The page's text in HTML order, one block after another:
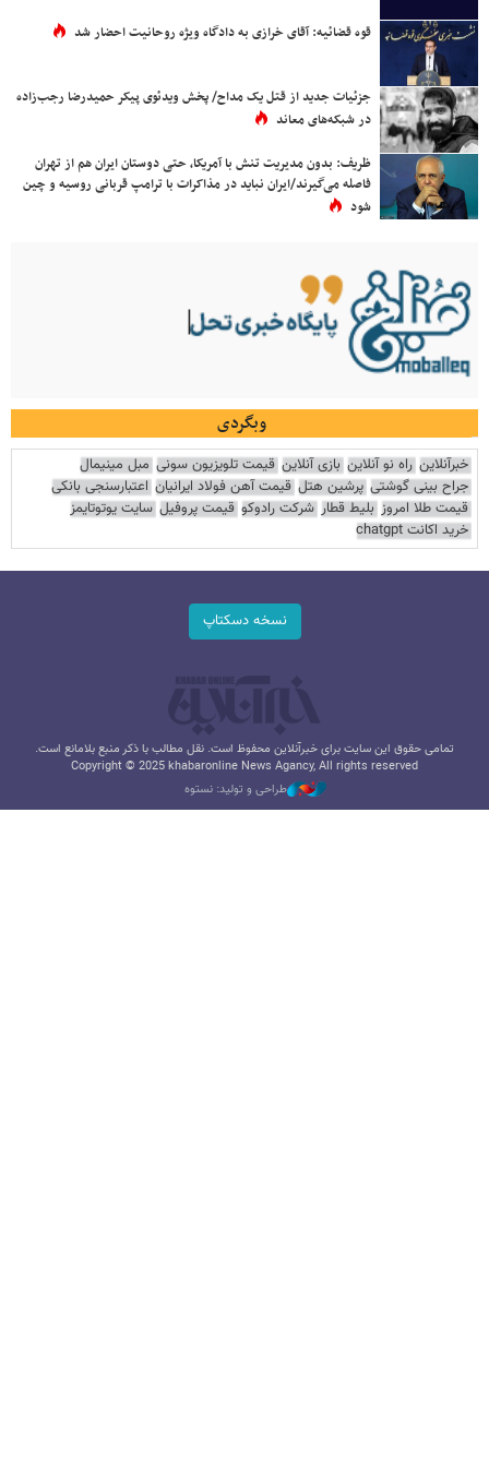
قوه قضائیه: آقای خرازی به دادگاه ویژه روحانیت احضار شد
جزئیات جدید از قتل یک مداح/ پخش ویدئوی پیکر حمیدرضا رجب‌زاده
در شبکه‌های معاند
ظریف: بدون مدیریت تنش با آمریکا، حتی دوستان ایران هم از تهران
فاصله می‌گیرند/ایران نباید در مذاکرات با ترامپ قربانی روسیه و چین
شود
وبگردی
خبرآنلاین راه نو آنلاین بازی آنلاین قیمت تلویزیون سونی مبل مینیمال
جراح بینی گوشتی پرشین هتل قیمت آهن فولاد ایرانیان اعتبارسنجی بانکی
قیمت طلا امروز بلیط قطار شرکت رادوکو قیمت پروفیل سایت یوتوتایمز
خرید اکانت chatgpt
نسخه دسکتاپ
تمامی حقوق این سایت برای خبرآنلاین محفوظ است. نقل مطالب با ذکر منبع بلامانع است.
Copyright © 2025 khabaronline News Agancy, All rights reserved
طراحی و تولید: نستوه